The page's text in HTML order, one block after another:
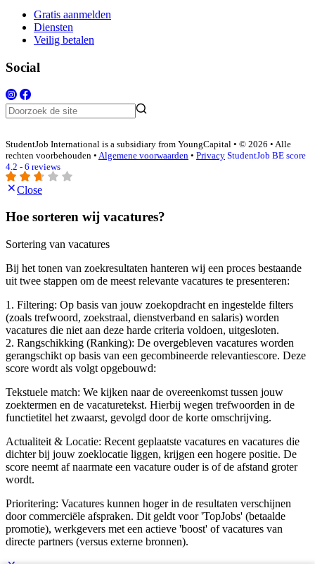
Gratis aanmelden
Diensten
Veilig betalen
Social
StudentJob International is a subsidiary from YoungCapital • © 2026 • Alle
rechten voorbehouden • Algemene voorwaarden • Privacy StudentJob BE score
4.2 - 6 reviews
Close
Hoe sorteren wij vacatures?
Sortering van vacatures
Bij het tonen van zoekresultaten hanteren wij een proces bestaande
uit twee stappen om de meest relevante vacatures te presenteren:
1. Filtering: Op basis van jouw zoekopdracht en ingestelde filters
(zoals trefwoord, zoekstraal, dienstverband en salaris) worden
vacatures die niet aan deze harde criteria voldoen, uitgesloten.
2. Rangschikking (Ranking): De overgebleven vacatures worden
gerangschikt op basis van een gecombineerde relevantiescore. Deze
score wordt als volgt opgebouwd:
Tekstuele match: We kijken naar de overeenkomst tussen jouw
zoektermen en de vacaturetekst. Hierbij wegen trefwoorden in de
functietitel het zwaarst, gevolgd door de korte omschrijving.
Actualiteit & Locatie: Recent geplaatste vacatures en vacatures die
dichter bij jouw zoeklocatie liggen, krijgen een hogere positie. De
score neemt af naarmate een vacature ouder is of de afstand groter
wordt.
Prioritering: Vacatures kunnen hoger in de resultaten verschijnen
door commerciële afspraken. Dit geldt voor 'TopJobs' (betaalde
promotie), werkgevers met een actieve 'boost' of vacatures van
directe partners (versus externe bronnen).